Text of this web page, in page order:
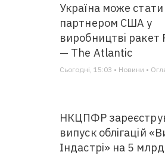
Україна може стати
партнером США у
виробництві ракет
— The Atlantic
Сьогодні, 15:03 • Новини •
НКЦПФР
випуск облігацій
Індастрі» на 5